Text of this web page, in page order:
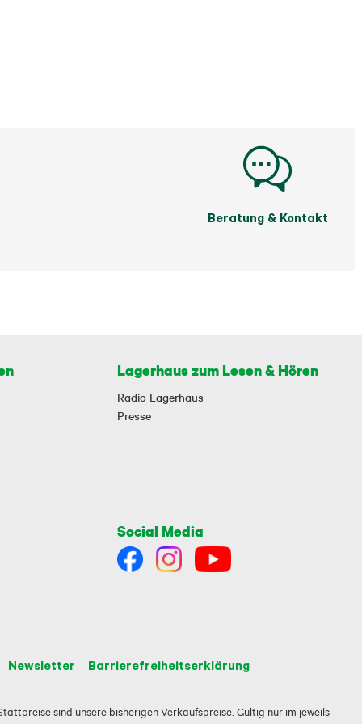
Beratung & Kontakt
Lagerhaus zum Lesen & Hören
Radio Lagerhaus
Presse
Social Media
Newsletter Barrierefreiheitserklärung
sind unsere bisherigen Verkaufspreise. Gültig nur im jeweils